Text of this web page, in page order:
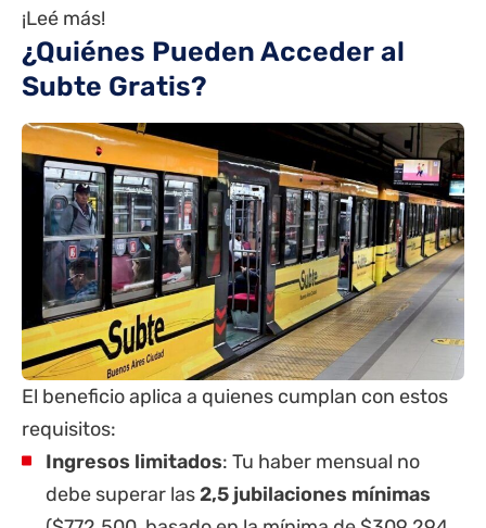
¡Leé más!
¿Quiénes Pueden Acceder al
Subte Gratis?
El beneficio aplica a quienes cumplan con estos
requisitos:
Ingresos limitados: Tu haber mensual no
debe superar las2,5 jubilaciones mínimas